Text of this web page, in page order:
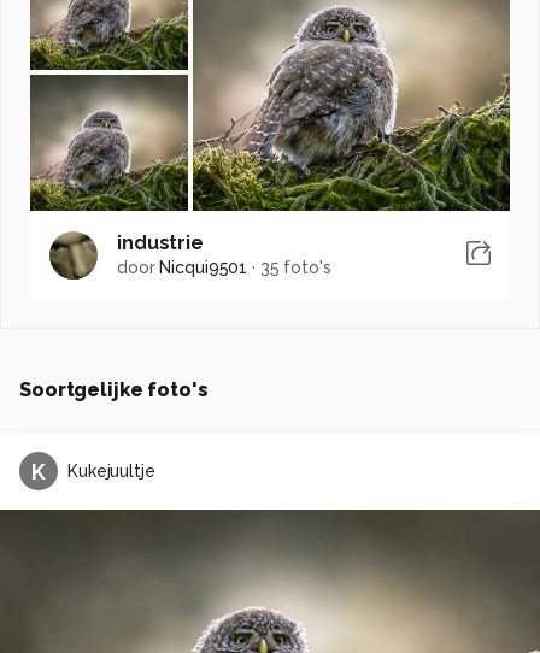
industrie
door Nicqui9501 · 35 foto's
Soortgelijke foto's
K Kukejuultje